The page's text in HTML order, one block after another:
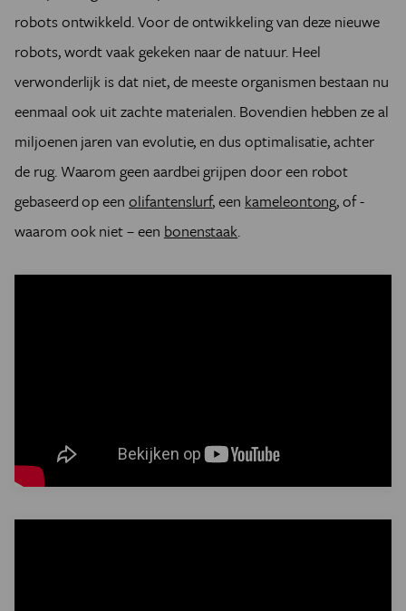
Wanneer wij iets vastnemen, dan past ons hand zich aan
het voorwerp aan. Dat is mogelijk omdat onze vingers
flexibel zijn. In plaats van de grijper rigide te maken (bv.
van metaal), kunnen we deze ook flexibel en zacht
maken zodat hij zich aanpast aan de vorm van de
aardbei.
robots ontwikkeld. Voor de ontwikkeling van deze nieuwe
robots, wordt vaak gekeken naar de natuur. Heel
verwonderlijk is dat niet, de meeste organismen bestaan nu
eenmaal ook uit zachte materialen. Bovendien hebben ze al
miljoenen jaren van evolutie, en dus optimalisatie, achter
de rug. Waarom geen aardbei grijpen door een robot
gebaseerd op eenolifantenslurf, een kameleontong, of -
waarom ook niet – een bonenstaak.